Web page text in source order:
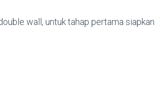
wall, untuk tahap pertama siapkan